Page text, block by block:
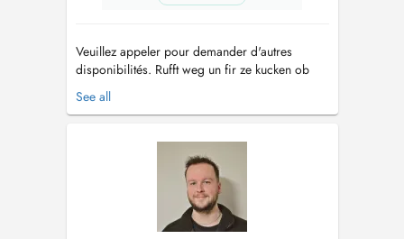
Veuillez appeler pour demander d'autres
disponibilités. Rufft weg un fir ze kucken ob
anner Auerzäiten fräi sen. Traitements
orthopédiques Traitements post-opératoires
Sohier / Dorn Traitements de l' ATM
(manidbule) Traitement du vertige par...
See all